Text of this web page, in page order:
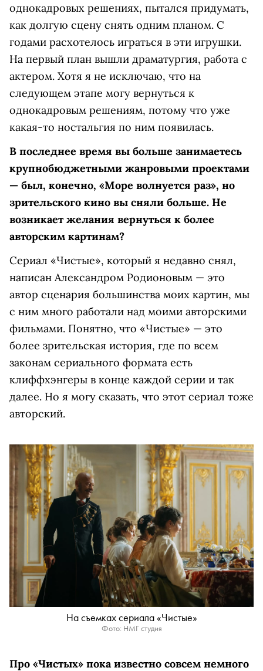
однокадровых решениях, пытался придумать,
как долгую сцену снять одним планом. С
годами расхотелось играться в эти игрушки.
На первый план вышли драматургия, работа с
актером. Хотя я не исключаю, что на
следующем этапе могу вернуться к
однокадровым решениям, потому что уже
какая-то ностальгия по ним появилась.
В последнее время вы больше занимаетесь
крупнобюджетными жанровыми проектами
— был, конечно, «Море волнуется раз», но
зрительского кино вы сняли больше. Не
возникает желания вернуться к более
авторским картинам?
Сериал «Чистые», который я недавно снял,
написан Александром Родионовым — это
автор сценария большинства моих картин, мы
с ним много работали над моими авторскими
фильмами. Понятно, что «Чистые» — это
более зрительская история, где по всем
законам сериального формата есть
клиффхэнгеры в конце каждой серии и так
далее. Но я могу сказать, что этот сериал тоже
авторский.
На съемках сериала «Чистые»
Фото: НМГ студия
Про «Чистых» пока известно совсем немного